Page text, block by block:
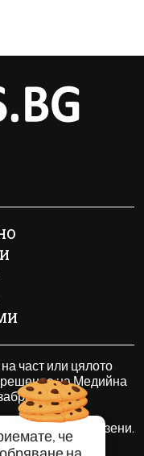
че
част или цялото
на Медийна
права запазени.